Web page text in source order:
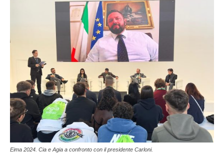
Eima 2024. Cia e Agia a confronto con il presidente Carloni.